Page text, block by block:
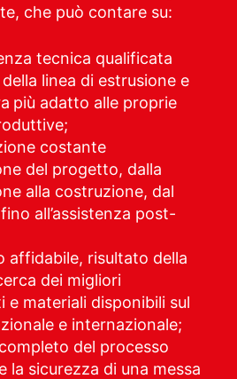
che può contare su:
tecnica qualificata
linea di estrusione e
più adatto alle proprie
costante
del progetto, dalla
alla costruzione, dal
all’assistenza post-
affidabile, risultato della
dei migliori
e materiali disponibili sul
e internazionale;
del processo
la sicurezza di una messa